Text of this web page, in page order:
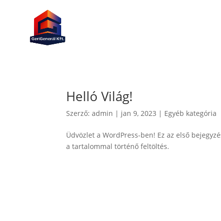
Helló Világ!
Szerző:admin | jan 9, 2023 | Egyéb kategória
Üdvözlet a WordPress-ben! Ez az első
a tartalommal történő feltöltés.